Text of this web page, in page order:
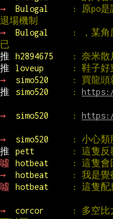
→
Bulogal
: 原po是
退場機制
→
Bulogal
: ，某角
已
推
h2894675
: 奈米散
推
loveup
: 鞋子好
→
simo520
: 買龍頭
推
simo520 :
→ simo520 :
→ simo520
: 小心類
推
pett
: 這隻反
噓
hotbeat
: 這隻會
→
hotbeat
: 我是覺
噓
hotbeat : 這隻配
→ corcor
: 多空比